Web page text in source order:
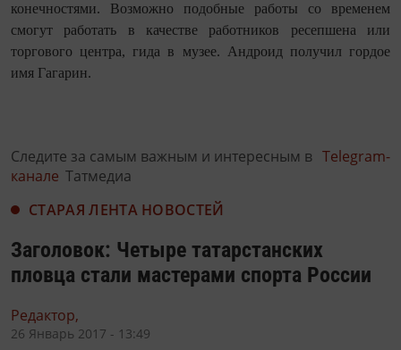
конечностями. Возможно подобные работы со временем
смогут работать в качестве работников ресепшена или
торгового центра, гида в музее. Андроид получил гордое
имя Гагарин.
Следите за самым важным и интересным в Telegram-
канале Татмедиа
СТАРАЯ ЛЕНТА НОВОСТЕЙ
Заголовок: Четыре татарстанских
пловца стали мастерами спорта России
Редактор,
26 Январь 2017 - 13:49